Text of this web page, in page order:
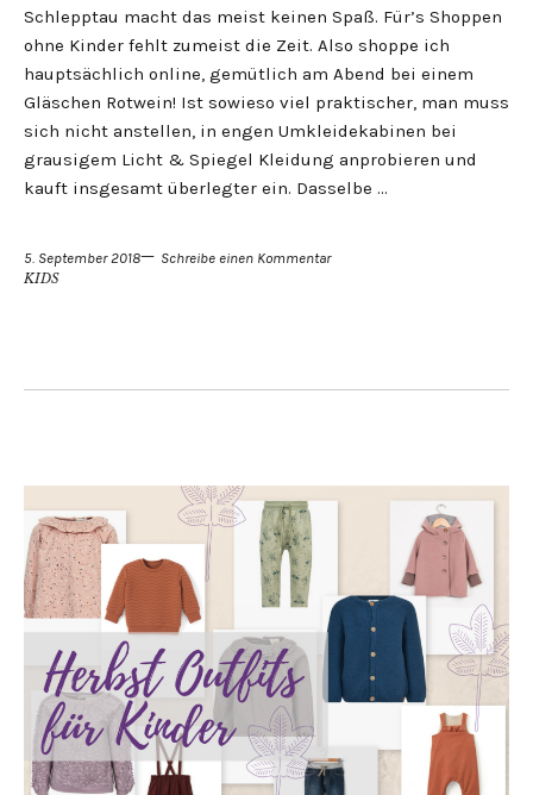
Schlepptau macht das meist keinen Spaß. Für’s Shoppen
ohne Kinder fehlt zumeist die Zeit. Also shoppe ich
hauptsächlich online, gemütlich am Abend bei einem
Gläschen Rotwein! Ist sowieso viel praktischer, man muss
sich nicht anstellen, in engen Umkleidekabinen bei
grausigem Licht & Spiegel Kleidung anprobieren und
kauft insgesamt überlegter ein. Dasselbe …
5. September 2018 Schreibe einen Kommentar
KIDS